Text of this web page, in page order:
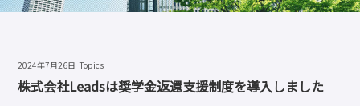
2024年7月26日 Topics
株式会社Leadsは奨学金返還支援制度を導入しました